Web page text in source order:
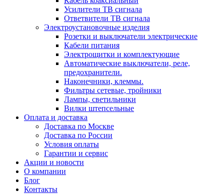
Усилители ТВ сигнала
Ответвители ТВ сигнала
Электроустановочные изделия
Розетки и выключатели электрические
Кабели питания
Электрощитки и комплектующие
Автоматические выключатели, реле,
предохранители.
Наконечники, клеммы.
Фильтры сетевые, тройники
Лампы, светильники
Вилки штепсельные
Оплата и доставка
Доставка по Москве
Доставка по России
Условия оплаты
Гарантии и сервис
Акции и новости
О компании
Блог
Контакты